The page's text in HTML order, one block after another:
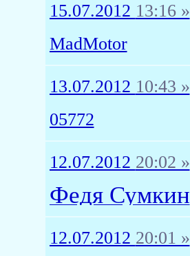
15.07.2012 13:16 »
MadMotor
13.07.2012 10:43 »
05772
12.07.2012 20:02 »
Федя Сумкин
12.07.2012 20:01 »